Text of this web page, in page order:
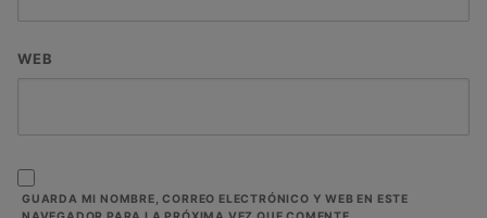
WEB
GUARDA MI NOMBRE, CORREO ELECTRÓNICO Y WEB EN ESTE